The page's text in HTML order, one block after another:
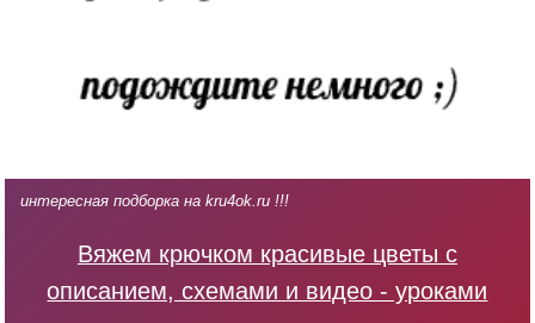
интересная подборка на kru4ok.ru !!!
Вяжем крючком красивые цветы с
описанием, схемами и видео - уроками